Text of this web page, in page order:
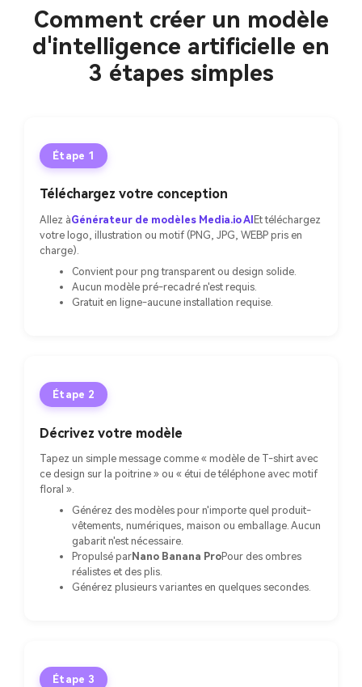
Comment créer un modèle
d'intelligence artificielle en
3 étapes simples
Étape 1
Téléchargez votre conception
Allez àGénérateur de modèles Media.io AI Et téléchargez
votre logo, illustration ou motif (PNG, JPG, WEBP pris en
charge).
Convient pour png transparent ou design solide.
Aucun modèle pré-recadré n'est requis.
Gratuit en ligne-aucune installation requise.
Étape 2
Décrivez votre modèle
Tapez un simple message comme « modèle de T-shirt avec
ce design sur la poitrine » ou « étui de téléphone avec motif
floral ».
Générez des modèles pour n'importe quel produit-
vêtements, numériques, maison ou emballage. Aucun
gabarit n'est nécessaire.
Propulsé par Nano Banana ProPour des ombres
réalistes et des plis.
Générez plusieurs variantes en quelques secondes.
Étape 3